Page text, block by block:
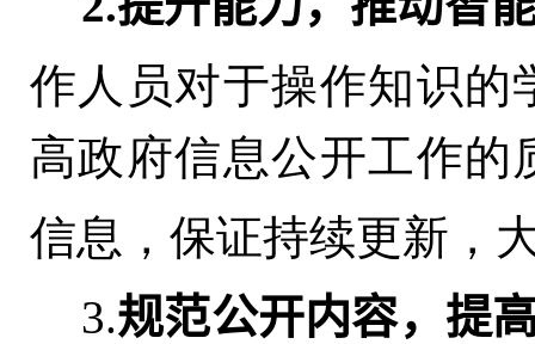
作人员对于操作知识的
高政府信息公开工作的
信息 ， 保证持续更新，
3.规范公开内容， 提